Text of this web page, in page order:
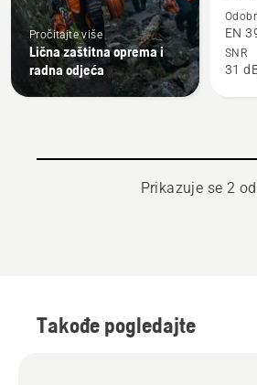
Pročitajte više
Lična zaštitna oprema i
radna odjeća
Zaštitni
šljem,
EN
SNR
31
Prikazuje se 2
Takođe pogledajte